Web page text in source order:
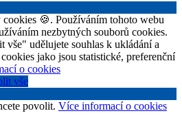
🍪. Používáním tohoto webu
nezbytných souborů cookies.
udělujete souhlas k ukládání a
jako jsou statistické, preferenční
o cookies
vše
povolit. Více informací o cookies